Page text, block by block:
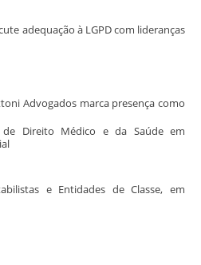
adequação à LGPD com lideranças
Advogados marca presença como
de Direito Médico e da Saúde em
e Entidades de Classe, em